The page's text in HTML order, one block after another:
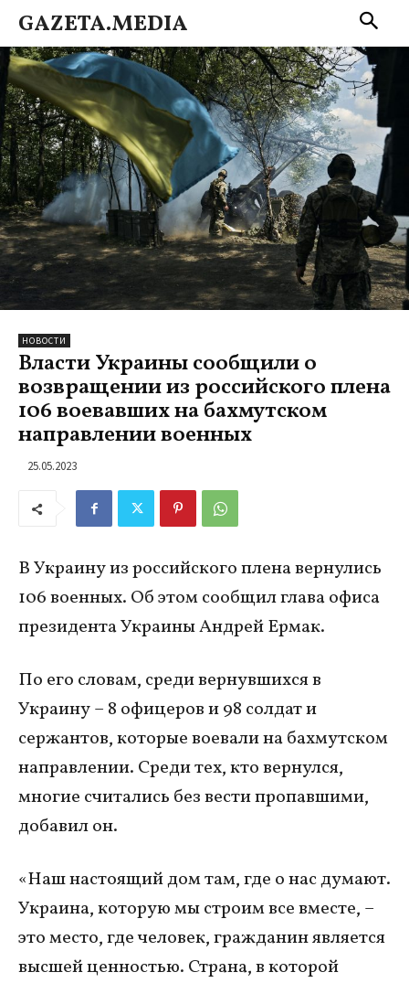
GAZETA.MEDIA
НОВОСТИ
Власти Украины сообщили о
возвращении из российского плена
106 воевавших на бахмутском
направлении военных
25.05.2023
В Украину из российского плена вернулись
106 военных. Об этом сообщил глава офиса
президента Украины Андрей Ермак.
По его словам, среди вернувшихся в
Украину – 8 офицеров и 98 солдат и
сержантов, которые воевали на бахмутском
направлении. Среди тех, кто вернулся,
многие считались без вести пропавшими,
добавил он.
«Наш настоящий дом там, где о нас думают.
Украина, которую мы строим все вместе, –
это место, где человек, гражданин является
высшей ценностью. Страна, в которой